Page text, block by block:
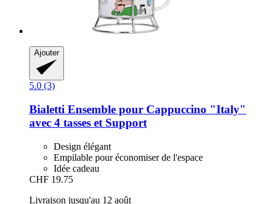
Ajouter
5.0 (3)
Bialetti Ensemble pour Cappuccino "Italy"
avec 4 tasses et Support
Design élégant
Empilable pour économiser de l'espace
Idée cadeau
CHF 19.75
Livraison jusqu'au 12 août